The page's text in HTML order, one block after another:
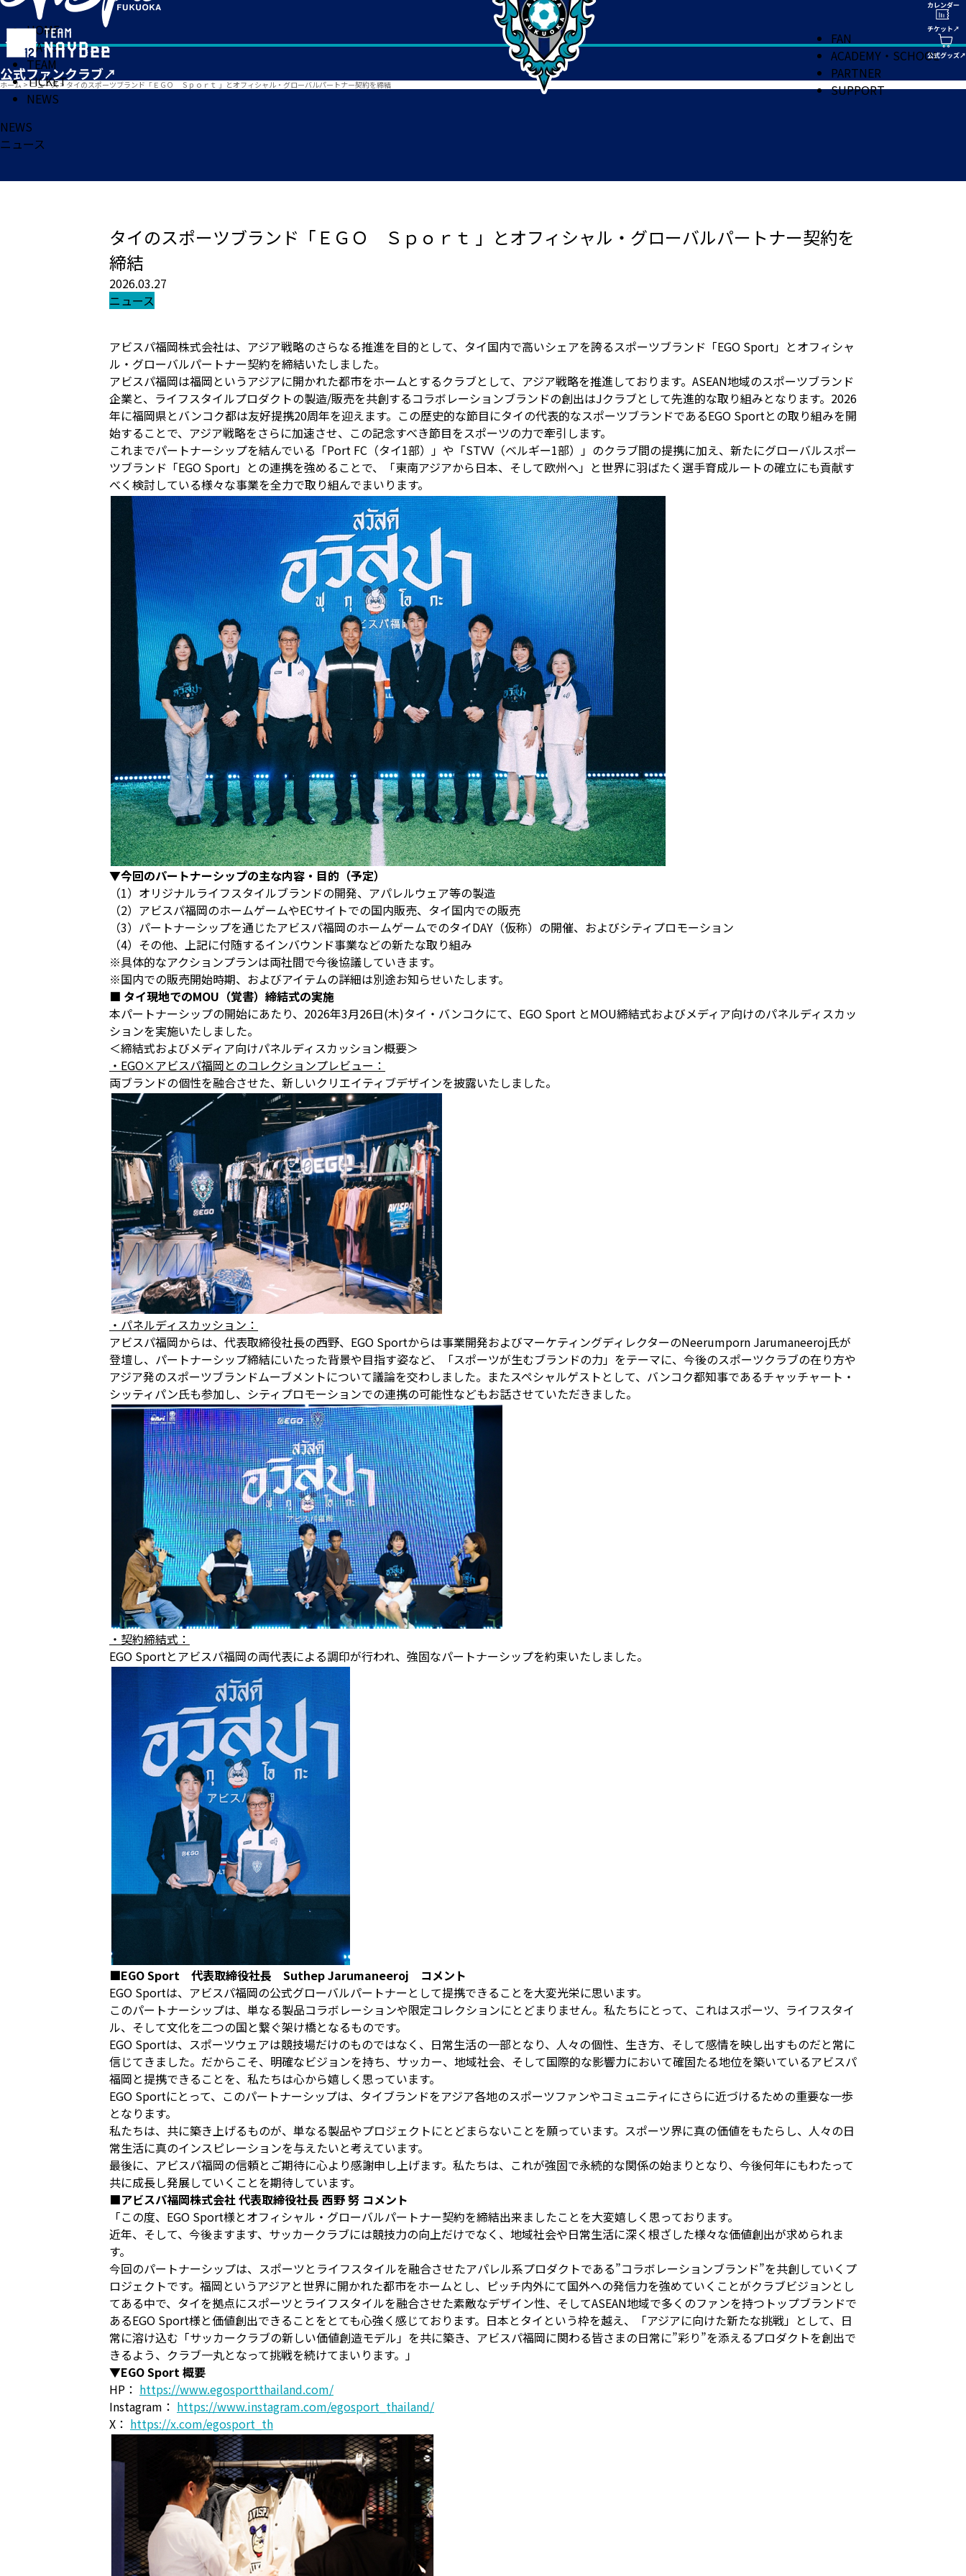
HOME
MATCH
TEAM
TICKET
NEWS
FAN
ACADEMY・SCHOOL
PARTNER
SUPPORT
ホーム > ニュース> タイのスポーツブランド「ＥＧＯ Ｓｐｏｒｔ 」とオフィシャル・グローバルパートナー契約を締結
NEWS
ニュース
タイのスポーツブランド「ＥＧＯ Ｓｐｏｒｔ 」とオフィシャル・グローバルパートナー契約を
締結
2026.03.27
ニュース
アビスパ福岡株式会社は、アジア戦略のさらなる推進を目的として、タイ国内で高いシェアを誇るスポーツブランド「EGO Sport」とオフィシャ
ル・グローバルパートナー契約を締結いたしました。
アビスパ福岡は福岡というアジアに開かれた都市をホームとするクラブとして、アジア戦略を推進しております。ASEAN地域のスポーツブランド
企業と、ライフスタイルプロダクトの製造/販売を共創するコラボレーションブランドの創出はJクラブとして先進的な取り組みとなります。2026
年に福岡県とバンコク都は友好提携20周年を迎えます。この歴史的な節目にタイの代表的なスポーツブランドであるEGO Sportとの取り組みを開
始することで、アジア戦略をさらに加速させ、この記念すべき節目をスポーツの力で牽引します。
これまでパートナーシップを結んでいる「Port FC（タイ1部）」や「STVV（ベルギー1部）」のクラブ間の提携に加え、新たにグローバルスポー
ツブランド「EGO Sport」との連携を強めることで、「東南アジアから日本、そして欧州へ」と世界に羽ばたく選手育成ルートの確立にも貢献す
べく検討している様々な事業を全力で取り組んでまいります。
▼今回のパートナーシップの主な内容・目的（予定）
（1）オリジナルライフスタイルブランドの開発、アパレルウェア等の製造
（2）アビスパ福岡のホームゲームやECサイトでの国内販売、タイ国内での販売
（3）パートナーシップを通じたアビスパ福岡のホームゲームでのタイDAY（仮称）の開催、およびシティプロモーション
（4）その他、上記に付随するインバウンド事業などの新たな取り組み
※具体的なアクションプランは両社間で今後協議していきます。
※国内での販売開始時期、およびアイテムの詳細は別途お知らせいたします。
■ タイ現地でのMOU（覚書）締結式の実施
本パートナーシップの開始にあたり、2026年3月26日(木)タイ・バンコクにて、EGO Sport とMOU締結式およびメディア向けのパネルディスカッ
ションを実施いたしました。
＜締結式およびメディア向けパネルディスカッション概要＞
・EGO×アビスパ福岡とのコレクションプレビュー：
両ブランドの個性を融合させた、新しいクリエイティブデザインを披露いたしました。
・パネルディスカッション：
アビスパ福岡からは、代表取締役社長の西野、EGO Sportからは事業開発およびマーケティングディレクターのNeerumporn Jarumaneeroj氏が
登壇し、パートナーシップ締結にいたった背景や目指す姿など、「スポーツが生むブランドの力」をテーマに、今後のスポーツクラブの在り方や
アジア発のスポーツブランドムーブメントについて議論を交わしました。またスペシャルゲストとして、バンコク都知事であるチャッチャート・
シッティパン氏も参加し、シティプロモーションでの連携の可能性などもお話させていただきました。
・契約締結式：
EGO Sportとアビスパ福岡の両代表による調印が行われ、強固なパートナーシップを約束いたしました。
■EGO Sport 代表取締役社長 Suthep Jarumaneeroj コメント
EGO Sportは、アビスパ福岡の公式グローバルパートナーとして提携できることを大変光栄に思います。
このパートナーシップは、単なる製品コラボレーションや限定コレクションにとどまりません。私たちにとって、これはスポーツ、ライフスタイ
ル、そして文化を二つの国と繋ぐ架け橋となるものです。
EGO Sportは、スポーツウェアは競技場だけのものではなく、日常生活の一部となり、人々の個性、生き方、そして感情を映し出すものだと常に
信じてきました。だからこそ、明確なビジョンを持ち、サッカー、地域社会、そして国際的な影響力において確固たる地位を築いているアビスパ
福岡と提携できることを、私たちは心から嬉しく思っています。
EGO Sportにとって、このパートナーシップは、タイブランドをアジア各地のスポーツファンやコミュニティにさらに近づけるための重要な一歩
となります。
私たちは、共に築き上げるものが、単なる製品やプロジェクトにとどまらないことを願っています。スポーツ界に真の価値をもたらし、人々の日
常生活に真のインスピレーションを与えたいと考えています。
最後に、アビスパ福岡の信頼とご期待に心より感謝申し上げます。私たちは、これが強固で永続的な関係の始まりとなり、今後何年にもわたって
共に成長し発展していくことを期待しています。
■アビスパ福岡株式会社 代表取締役社長 西野 努 コメント
「この度、EGO Sport様とオフィシャル・グローバルパートナー契約を締結出来ましたことを大変嬉しく思っております。
近年、そして、今後ますます、サッカークラブには競技力の向上だけでなく、地域社会や日常生活に深く根ざした様々な価値創出が求められま
す。
今回のパートナーシップは、スポーツとライフスタイルを融合させたアパレル系プロダクトである”コラボレーションブランド”を共創していくプ
ロジェクトです。福岡というアジアと世界に開かれた都市をホームとし、ピッチ内外にて国外への発信力を強めていくことがクラブビジョンとし
てある中で、タイを拠点にスポーツとライフスタイルを融合させた素敵なデザイン性、そしてASEAN地域で多くのファンを持つトップブランドで
あるEGO Sport様と価値創出できることをとても心強く感じております。日本とタイという枠を越え、「アジアに向けた新たな挑戦」として、日
常に溶け込む「サッカークラブの新しい価値創造モデル」を共に築き、アビスパ福岡に関わる皆さまの日常に”彩り”を添えるプロダクトを創出で
きるよう、クラブ一丸となって挑戦を続けてまいります。」
▼EGO Sport 概要
HP： https://www.egosportthailand.com/
Instagram： https://www.instagram.com/egosport_thailand/
X： https://x.com/egosport_th